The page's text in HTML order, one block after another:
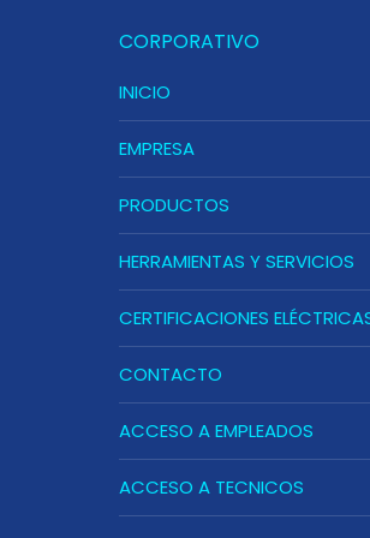
CORPORATIVO
INICIO
EMPRESA
PRODUCTOS
HERRAMIENTAS Y SERVICIOS
CERTIFICACIONES
CONTACTO
ACCESO A EMPLEADOS
ACCESO A TECNICOS